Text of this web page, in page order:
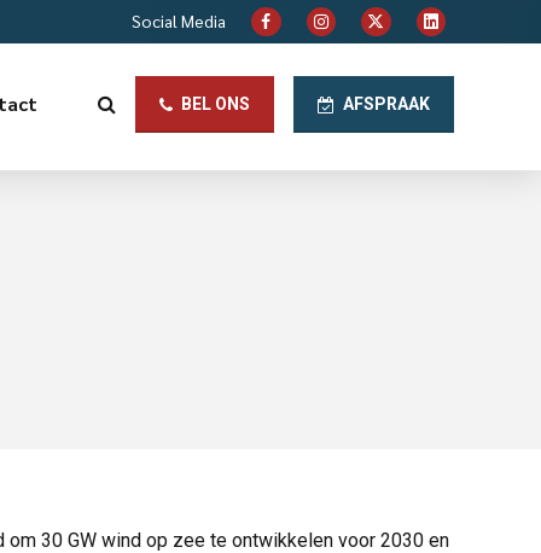
Social Media
BEL ONS AFSPRAAK
30 GW wind op zee te ontwikkelen voor 2030 en